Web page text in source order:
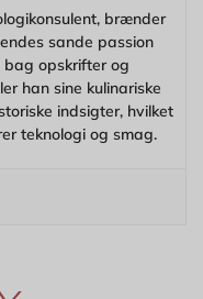
brænder
sande passion
bag opskrifter og
han sine kulinariske
indsigter, hvilket
teknologi og smag.